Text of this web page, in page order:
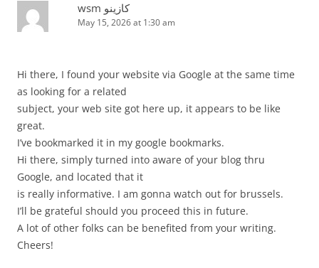
wsm كازينو
May 15, 2026 at 1:30 am
Hi there, I found your website via Google at the same time
as looking for a related
subject, your web site got here up, it appears to be like
great.
I’ve bookmarked it in my google bookmarks.
Hi there, simply turned into aware of your blog thru
Google, and located that it
is really informative. I am gonna watch out for brussels.
I’ll be grateful should you proceed this in future.
A lot of other folks can be benefited from your writing.
Cheers!